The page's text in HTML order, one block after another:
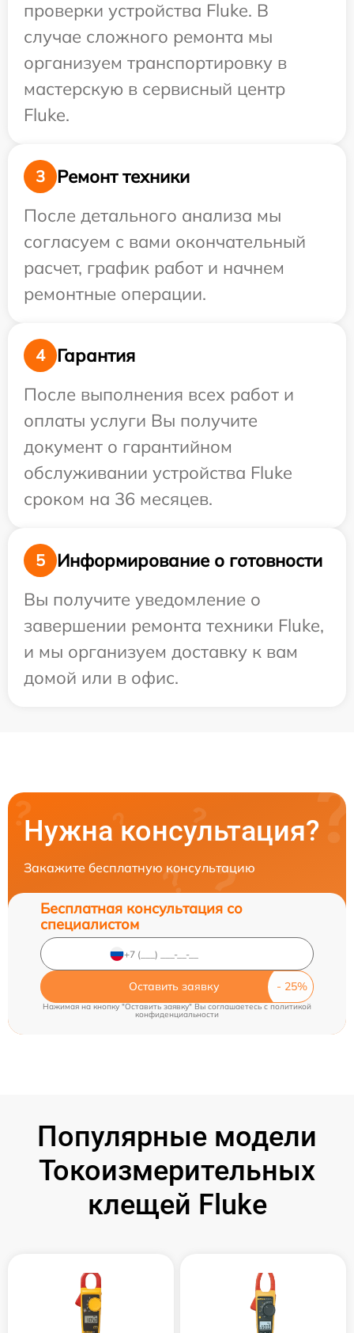
проверки устройства Fluke. В
случае сложного ремонта мы
организуем транспортировку в
мастерскую в сервисный центр
Fluke.
3
Ремонт техники
После детального анализа мы
согласуем с вами окончательный
расчет, график работ и начнем
ремонтные операции.
4
Гарантия
После выполнения всех работ и
оплаты услуги Вы получите
документ о гарантийном
обслуживании устройства Fluke
сроком на 36 месяцев.
5
Информирование о готовности
Вы получите уведомление о
завершении ремонта техники Fluke,
и мы организуем доставку к вам
домой или в офис.
Нужна консультация?
Закажите бесплатную консультацию
Бесплатная консультация со
специалистом
Оставить заявку
Нажимая на кнопку "Оставить заявку" Вы соглашаетесь cполитикой
конфиденциальности
Популярные модели
Токоизмерительных
клещей Fluke